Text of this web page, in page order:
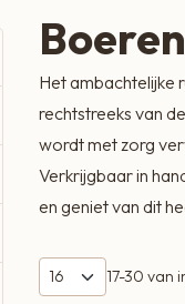
Zaterdag
Het ambachtelijke
rechtstreeks van
wordt met zorg
Verkrijgbaar in
en geniet van dit
17-30 van